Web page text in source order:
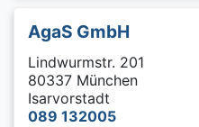
AgaS GmbH
Lindwurmstr. 201
80337 München
Isarvorstadt
089 132005